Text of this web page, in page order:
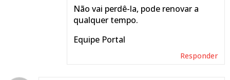
Não vai perdê-la, pode renovar a
qualquer tempo.
Equipe Portal
Responder